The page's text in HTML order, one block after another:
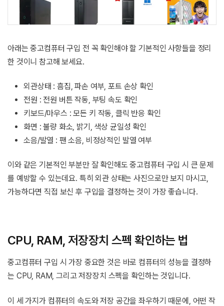
아래는 중고컴퓨터 구입 전 꼭 확인해야 할 기본적인 사항들을 정리
한 것이니 참고해 보세요.
외관상태 : 흠집, 파손 여부, 포트 손상 확인
전원 : 전원 버튼 작동, 부팅 속도 확인
키보드/마우스 : 모든 키 작동, 클릭 반응 확인
화면 : 불량 화소, 밝기, 색상 균일성 확인
소음/발열 : 팬 소음, 비정상적인 발열 여부
이와 같은 기본적인 부분만 잘 확인해도 중고컴퓨터 구입 시 큰 문제
를 예방할 수 있는데요. 특히 외관 상태는 사진으로만 보지 마시고,
가능하다면 직접 보신 후 구입을 결정하는 것이 가장 좋습니다.
CPU, RAM, 저장장치 스펙 확인하는 법
중고컴퓨터 구입 시 가장 중요한 것은 바로 컴퓨터의 성능을 결정하
는 CPU, RAM, 그리고 저장장치 스펙을 확인하는 것입니다.
이 세 가지가 컴퓨터의 속도와 저장 공간을 좌우하기 때문에, 어떤 작